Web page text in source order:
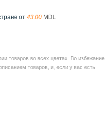
от 43.00 MDL
товаров во всех цветах. Во избежание
товаров, и, если у вас есть